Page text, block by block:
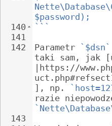
140
141
142
143
$password);
```
Parametr
`$dsn`
taki sam, jak
|https://
], np.
razie